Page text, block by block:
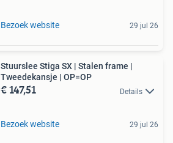
Bezoek website 29 jul 26
Stuurslee Stiga SX | Stalen frame |
Tweedekansje | OP=OP
€ 147,51 Details
Bezoek website 29 jul 26